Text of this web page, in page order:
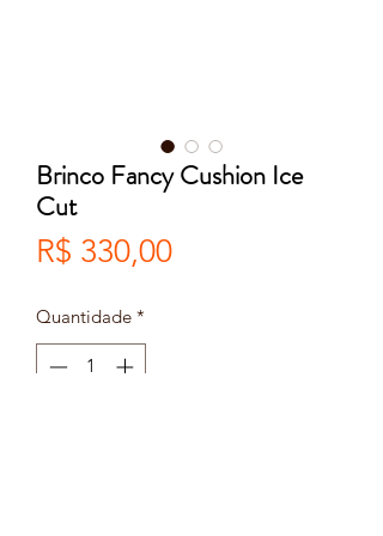
Brinco Fancy Cushion Ice
Cut
R$ 330,00Preço
Quantidade *